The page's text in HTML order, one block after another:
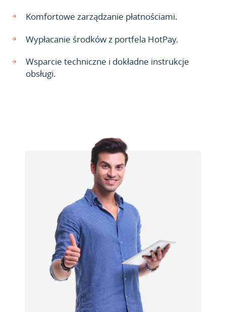
Komfortowe zarządzanie płatnościami.
Wypłacanie środków z portfela HotPay.
Wsparcie techniczne i dokładne instrukcje
obsługi.